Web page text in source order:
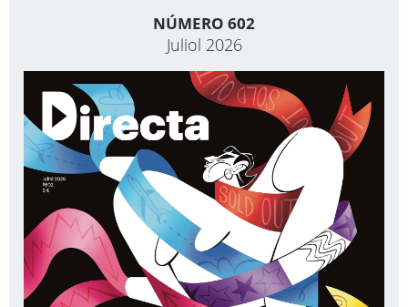
NÚMERO 602
Juliol 2026